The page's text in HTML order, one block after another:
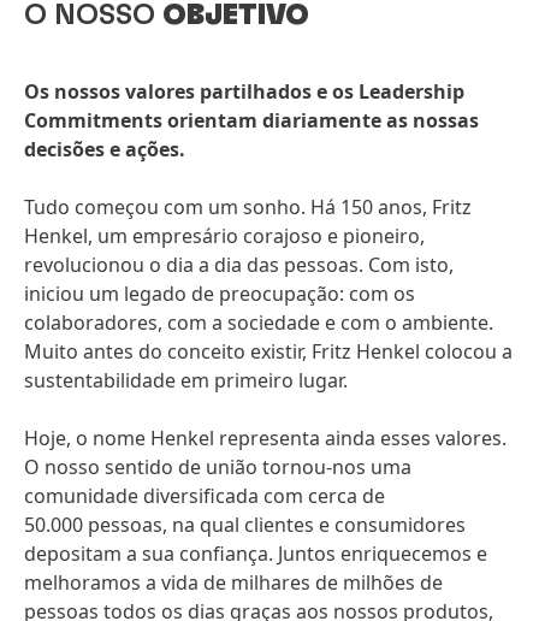
O NOSSO OBJETIVO
Os nossos valores partilhados e os Leadership
Commitments orientam diariamente as nossas
decisões e ações.
Tudo começou com um sonho. Há 150 anos, Fritz
Henkel, um empresário corajoso e pioneiro,
revolucionou o dia a dia das pessoas. Com isto,
iniciou um legado de preocupação: com os
colaboradores, com a sociedade e com o ambiente.
Muito antes do conceito existir, Fritz Henkel colocou a
sustentabilidade em primeiro lugar.
Hoje, o nome Henkel representa ainda esses valores.
O nosso sentido de união tornou-nos uma
comunidade diversificada com cerca de
50.000 pessoas, na qual clientes e consumidores
depositam a sua confiança. Juntos enriquecemos e
melhoramos a vida de milhares de milhões de
pessoas todos os dias graças aos nossos produtos,